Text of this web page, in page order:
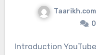
Taarikh.com
0
Introduction YouTube is one of the most popular